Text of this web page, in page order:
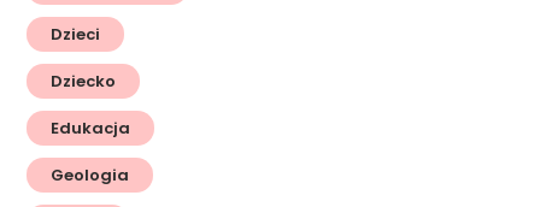
Dzieci
Dziecko
Edukacja
Geologia